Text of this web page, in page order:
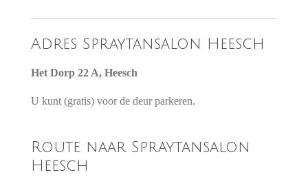
Adres Spraytansalon Heesch
Het Dorp 22 A, Heesch
U kunt (gratis) voor de deur parkeren.
Route naar Spraytansalon
Heesch